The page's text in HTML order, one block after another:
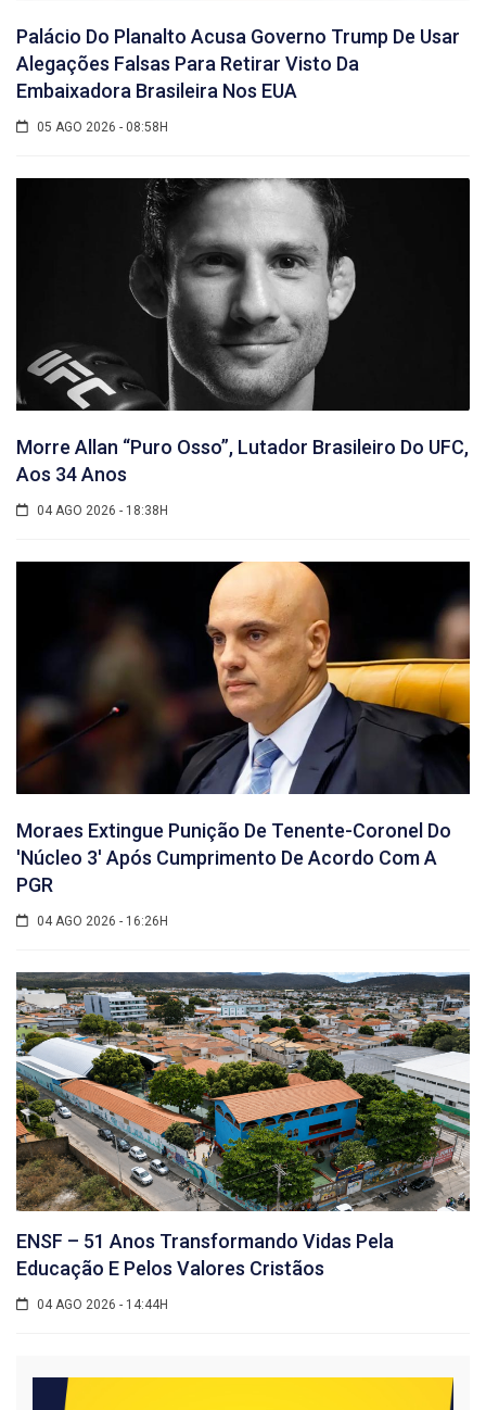
Palácio Do Planalto Acusa Governo Trump De Usar
Alegações Falsas Para Retirar Visto Da
Embaixadora Brasileira Nos EUA
05 AGO 2026 - 08:58H
Morre Allan “Puro Osso”, Lutador Brasileiro Do UFC,
Aos 34 Anos
04 AGO 2026 - 18:38H
Moraes Extingue Punição De Tenente-Coronel Do
'núcleo 3' Após Cumprimento De Acordo Com A
PGR
04 AGO 2026 - 16:26H
ENSF – 51 Anos Transformando Vidas Pela
Educação E Pelos Valores Cristãos
04 AGO 2026 - 14:44H